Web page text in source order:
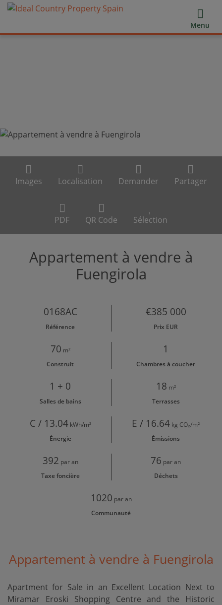
Menu
Images Localisation Demander Partager
PDF QR Code Sélection
Appartement à vendre à
Fuengirola
0168AC
Référence
€385 000
Prix EUR
70 m²
Construit
1
Chambres à coucher
1 + 0
Salles de bains
18 m²
Terrasses
C / 13.04 kWh/m²
Énergie
E / 16.64 kg CO₂/m²
Émissions
392 par an
Taxe foncière
76 par an
Déchets
1020 par an
Communauté
Appartement à vendre à Fuengirola
Apartment for Sale in an Excellent Location Next to
Miramar Eroski Shopping Centre and the Historic